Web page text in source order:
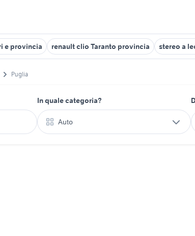
e provincia renault clio Taranto provincia stereo a
Puglia
In quale categoria?
Auto